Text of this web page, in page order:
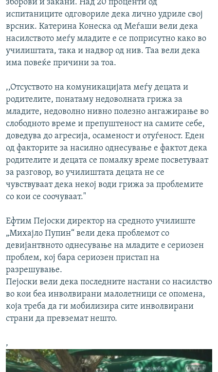
зборови и закани. Над 20 проценти од
испитаниците одговориле дека лично удриле свој
врсник. Катерина Конеска од Меѓаши вели дека
насилството меѓу младите е се поприсутно како во
училиштата, така и надвор од нив. Таа вели дека
има повеќе причини за тоа.
,,Отсуството на комуникацијата меѓу децата и
родителите, понатаму недоволната грижа за
младите, недоволно нивно полезно ангажирање во
слободното време и препуштеност на самите себе,
доведува до агресија, осаменост и отуѓеност. Еден
од факторите за насилно однесување е фактот дека
родителите и децата се помалку време посветуваат
за разговор, во училиштата децата не се
чувствуваат дека некој води грижа за проблемите
со кои се соочуваат."
Ефтим Пејоски директор на средното училиште
„Михајло Пупин“ вели дека проблемот со
девијантвното однесување на младите е сериозен
проблем, кој бара сериозен пристап на
разрешување.
Пејоски вели дека последните настани со насилство
во кои беа инволвирани малолетници се опомена,
која треба да ги мобилизира сите инволвирани
страни да превземат нешто.
,